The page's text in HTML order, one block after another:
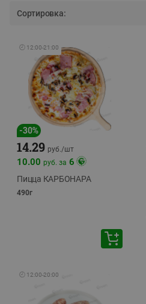
Сортировка:
🕘 12:00-21:00
-30%
14.29 руб./шт
10.00 руб. за 6
Пицца КАРБОНАРА
490г
🕘 12:00-20:00